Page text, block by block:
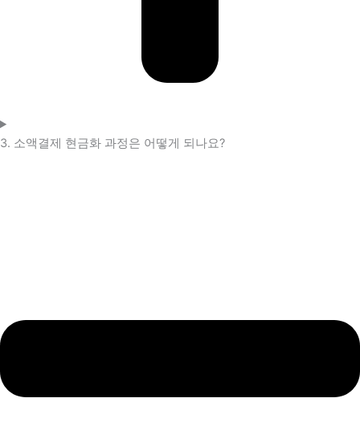
3. 소액결제 현금화 과정은 어떻게 되나요?